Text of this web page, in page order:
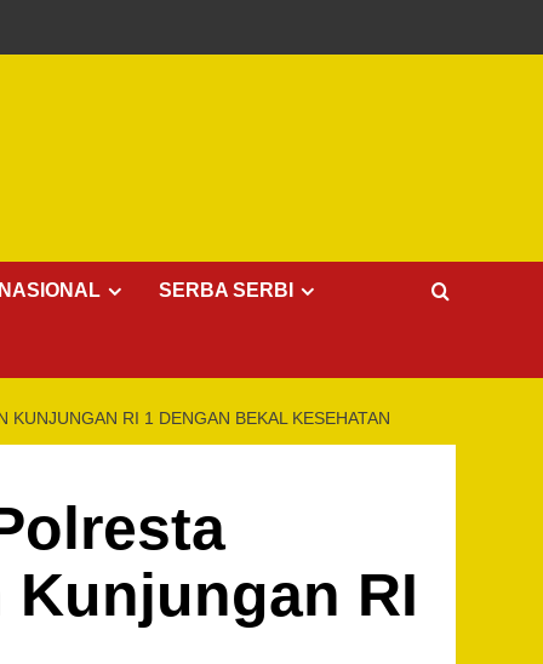
NASIONAL SERBA SERBI
KUNJUNGAN RI 1 DENGAN BEKAL KESEHATAN
Kunjungan RI